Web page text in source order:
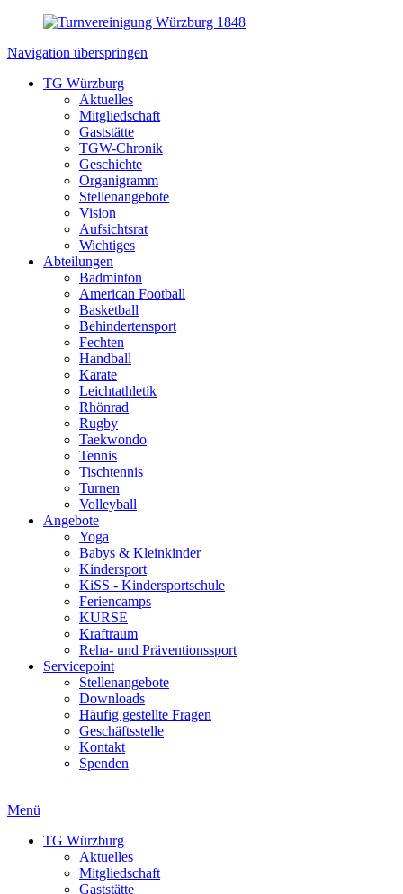
Navigation überspringen
TG Würzburg
Aktuelles
Mitgliedschaft
Gaststätte
TGW-Chronik
Geschichte
Organigramm
Stellenangebote
Vision
Aufsichtsrat
Wichtiges
Abteilungen
Badminton
American Football
Basketball
Behindertensport
Fechten
Handball
Karate
Leichtathletik
Rhönrad
Rugby
Taekwondo
Tennis
Tischtennis
Turnen
Volleyball
Angebote
Yoga
Babys & Kleinkinder
Kindersport
KiSS - Kindersportschule
Feriencamps
KURSE
Kraftraum
Reha- und Präventionssport
Servicepoint
Stellenangebote
Downloads
Häufig gestellte Fragen
Geschäftsstelle
Kontakt
Spenden
Menü
TG Würzburg
Aktuelles
Mitgliedschaft
Gaststätte